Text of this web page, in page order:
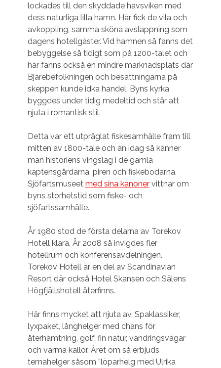
lockades till den skyddade havsviken med
dess naturliga lilla hamn. Här fick de vila och
avkoppling, samma sköna avslappning som
dagens hotellgäster. Vid hamnen så fanns det
bebyggelse så tidigt som på 1200-talet och
här fanns också en mindre marknadsplats där
Bjärebefolkningen och besättningarna på
skeppen kunde idka handel. Byns kyrka
byggdes under tidig medeltid och står att
njuta i romantisk stil.
Detta var ett utpräglat fiskesamhälle fram till
mitten av 1800-tale och än idag så känner
man historiens vingslag i de gamla
kaptensgårdarna, piren och fiskebodarna.
Sjöfartsmuseet med sina kanoner vittnar om
byns storhetstid som fiske- och
sjöfartssamhälle.
År 1980 stod de första delarna av Torekov
Hotell klara. År 2008 så invigdes fler
hotellrum och konferensavdelningen.
Torekov Hotell är en del av Scandinavian
Resort där också Hotel Skansen och Sälens
Högfjällshotell återfinns.
Här finns mycket att njuta av. Spaklassiker,
lyxpaket, långhelger med chans för
återhämtning, golf, fin natur, vandringsvägar
och varma källor. Året om så erbjuds
temahelger såsom ”löparhelg med Ulrika